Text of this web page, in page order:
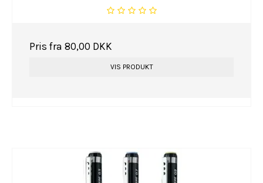
Pris fra 80,00 DKK
VIS PRODUKT